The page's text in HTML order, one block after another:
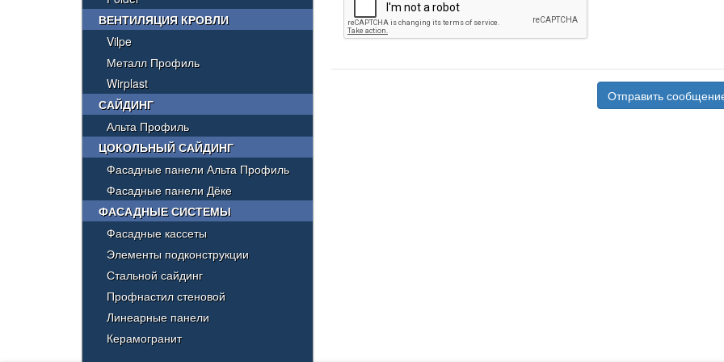
Отправить
ВЕНТИЛЯЦИЯ КРОВЛИ
Vilpe
Металл Профиль
Wirplast
САЙДИНГ
Альта Профиль
ЦОКОЛЬНЫЙ САЙДИНГ
Фасадные панели Альта Профиль
Фасадные панели Дёке
ФАСАДНЫЕ СИСТЕМЫ
Фасадные кассеты
Элементы подконструкции
Стальной сайдинг
Профнастил стеновой
Линеарные панели
Керамогранит